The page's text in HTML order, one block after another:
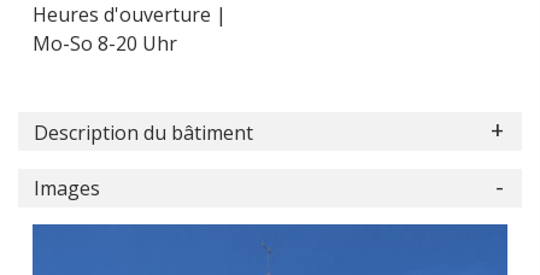
Heures d'ouverture |
Mo-So 8-20 Uhr
Description du bâtiment
Images